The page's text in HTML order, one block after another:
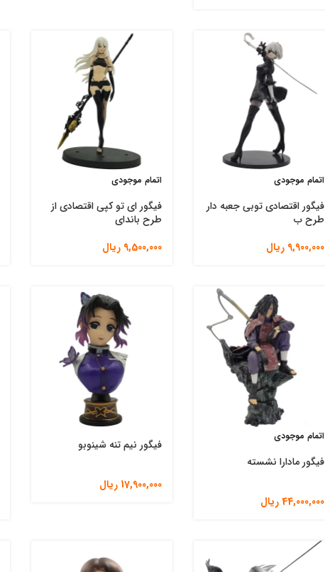
اتمام موجودی
فیگور اقتصادی توبی جعبه دار
طرح ب
9,900,000 ریال
اتمام موجودی
فیگور ای تو کپی اقتصادی از
طرح باندای
9,500,000 ریال
اتمام موجودی
فیگور مادارا نشسته
44,000,000ریال
فیگور نیم تنه شینوبو
17,900,000 ریال